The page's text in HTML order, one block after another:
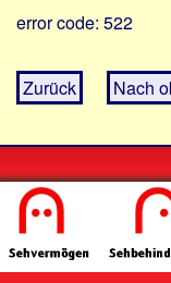
error code: 522
Zurück Nach